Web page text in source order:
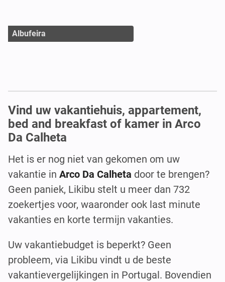
Albufeira
Vind uw vakantiehuis, appartement,
bed and breakfast of kamer in Arco
Da Calheta
Het is er nog niet van gekomen om uw
vakantie in Arco Da Calheta door te brengen?
Geen paniek, Likibu stelt u meer dan 732
zoekertjes voor, waaronder ook last minute
vakanties en korte termijn vakanties.
Uw vakantiebudget is beperkt? Geen
probleem, via Likibu vindt u de beste
vakantievergelijkingen in Portugal. Bovendien